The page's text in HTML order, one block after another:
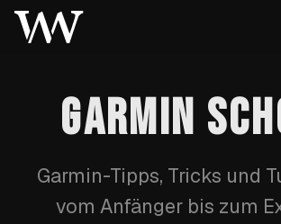
GARMIN
Garmin-Tipps, Tricks und
vom Anfänger bis zum